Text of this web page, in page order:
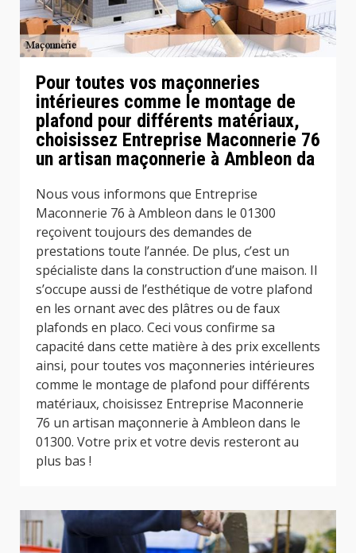
Pour toutes vos maçonneries
intérieures comme le montage de
plafond pour différents matériaux,
choisissez Entreprise Maconnerie 76
un artisan maçonnerie à Ambleon da
Nous vous informons que Entreprise
Maconnerie 76 à Ambleon dans le 01300
reçoivent toujours des demandes de
prestations toute l’année. De plus, c’est un
spécialiste dans la construction d’une maison. Il
s’occupe aussi de l’esthétique de votre plafond
en les ornant avec des plâtres ou de faux
plafonds en placo. Ceci vous confirme sa
capacité dans cette matière à des prix excellents
ainsi, pour toutes vos maçonneries intérieures
comme le montage de plafond pour différents
matériaux, choisissez Entreprise Maconnerie
76 un artisan maçonnerie à Ambleon dans le
01300. Votre prix et votre devis resteront au
plus bas !